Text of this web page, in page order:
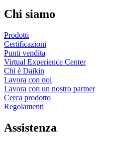
Chi siamo
Prodotti
Certificazioni
Punti vendita
Virtual Experience Center
Chi è Daikin
Lavora con noi
Lavora con un nostro partner
Cerca prodotto
Regolamenti
Assistenza